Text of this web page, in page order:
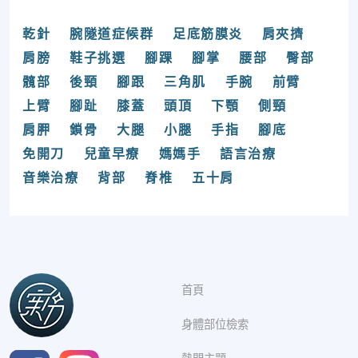
乾針 腕隧道症候群 足底筋膜炎
肩夾擠
肩膀
鞋子挑選 腳踝 腳掌 腰部
臀部
髖部
後頸 腳跟 三角肌 手腕
前臂
上臂
腳趾 膝蓋 頭頂 下顎
側頸
肩胛
鎖骨 大腿 小腿 手指
腳底
免開刀
兒童早療 媽媽手
語言治療
音樂治療
背部 脊椎 五十肩
首頁
身體部位檢索